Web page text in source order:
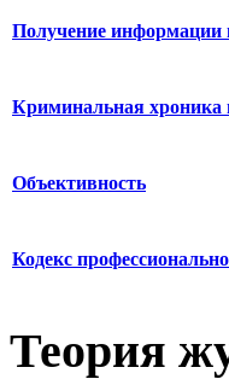
Получение информации
Криминальная хроника
Объективность
Кодекс
Теория